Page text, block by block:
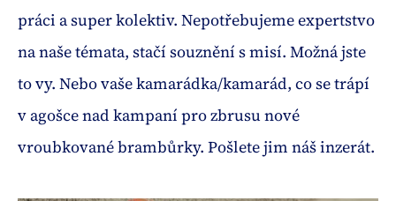
práci a super kolektiv. Nepotřebujeme expertstvo
na naše témata, stačí souznění s misí. Možná jste
to vy. Nebo vaše kamarádka/kamarád, co se trápí
v agošce nad kampaní pro zbrusu nové
vroubkované brambůrky. Pošlete jim náš inzerát.